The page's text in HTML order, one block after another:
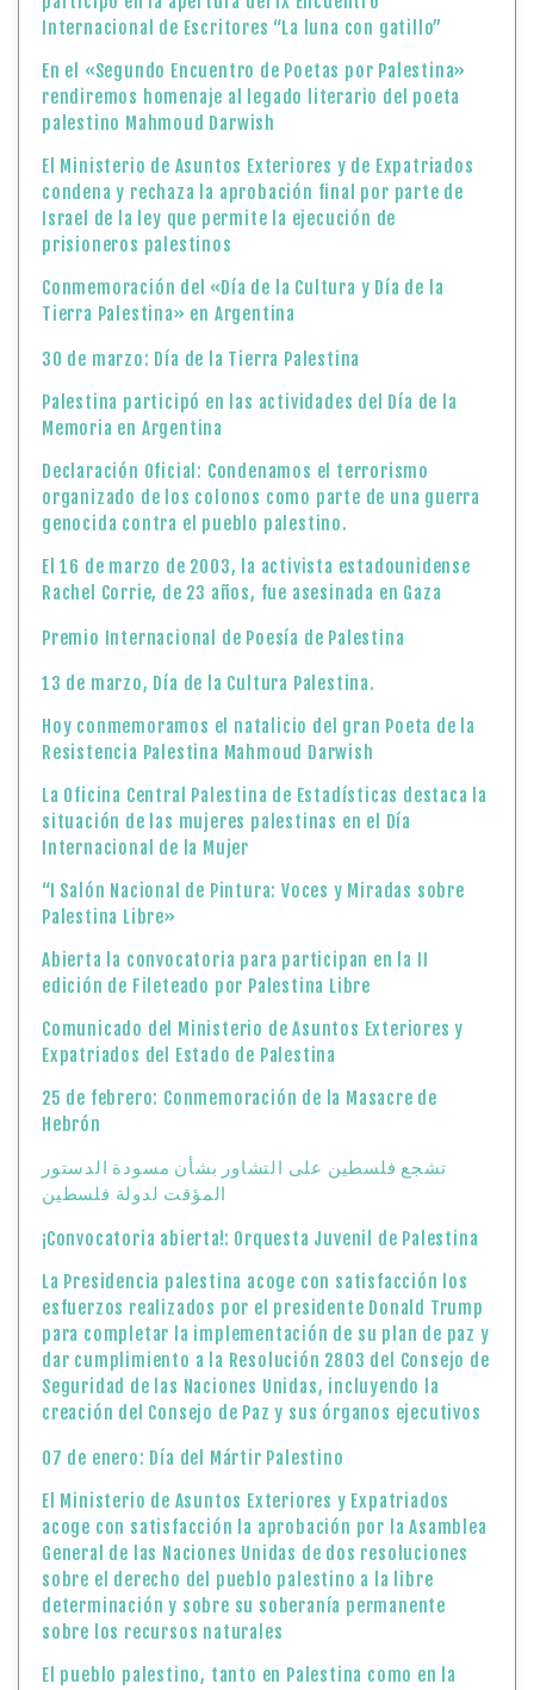
Internacional de Escritores “La luna con gatillo”
En el «Segundo Encuentro de Poetas por Palestina»
rendiremos homenaje al legado literario del poeta
palestino Mahmoud Darwish
El Ministerio de Asuntos Exteriores y de Expatriados
condena y rechaza la aprobación final por parte de
Israel de la ley que permite la ejecución de
prisioneros palestinos
Conmemoración del «Día de la Cultura y Día de la
Tierra Palestina» en Argentina
30 de marzo: Día de la Tierra Palestina
Palestina participó en las actividades del Día de la
Memoria en Argentina
Declaración Oficial: Condenamos el terrorismo
organizado de los colonos como parte de una guerra
genocida contra el pueblo palestino.
El 16 de marzo de 2003, la activista estadounidense
Rachel Corrie, de 23 años, fue asesinada en Gaza
Premio Internacional de Poesía de Palestina
13 de marzo, Día de la Cultura Palestina.
Hoy conmemoramos el natalicio del gran Poeta de la
Resistencia Palestina Mahmoud Darwish
La Oficina Central Palestina de Estadísticas destaca la
situación de las mujeres palestinas en el Día
Internacional de la Mujer
“I Salón Nacional de Pintura: Voces y Miradas sobre
Palestina Libre»
Abierta la convocatoria para participan en la II
edición de Fileteado por Palestina Libre
Comunicado del Ministerio de Asuntos Exteriores y
Expatriados del Estado de Palestina
25 de febrero: Conmemoración de la Masacre de
Hebrón
تشجع فلسطين على التشاور بشأن مسودة الدستور
المؤقت لدولة فلسطين
¡Convocatoria abierta!: Orquesta Juvenil de Palestina
La Presidencia palestina acoge con satisfacción los
esfuerzos realizados por el presidente Donald Trump
para completar la implementación de su plan de paz y
dar cumplimiento a la Resolución 2803 del Consejo de
Seguridad de las Naciones Unidas, incluyendo la
creación del Consejo de Paz y sus órganos ejecutivos
07 de enero: Día del Mártir Palestino
El Ministerio de Asuntos Exteriores y Expatriados
acoge con satisfacción la aprobación por la Asamblea
General de las Naciones Unidas de dos resoluciones
sobre el derecho del pueblo palestino a la libre
determinación y sobre su soberanía permanente
sobre los recursos naturales
El pueblo palestino, tanto en Palestina como en la